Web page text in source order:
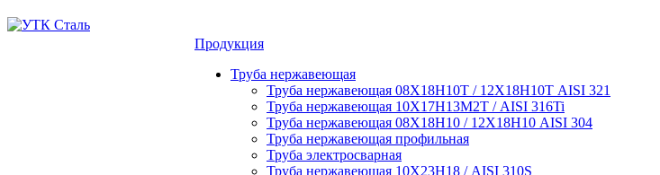
Продукция
Труба нержавеющая
Труба нержавеющая 08Х18Н10Т / 12Х18Н10Т AISI 321
Труба нержавеющая 10Х17Н13М2Т / AISI 316Ti
Труба нержавеющая 08Х18Н10 / 12Х18Н10 AISI 304
Труба нержавеющая профильная
Труба электросварная
Труба нержавеющая 10Х23Н18 / AISI 310S